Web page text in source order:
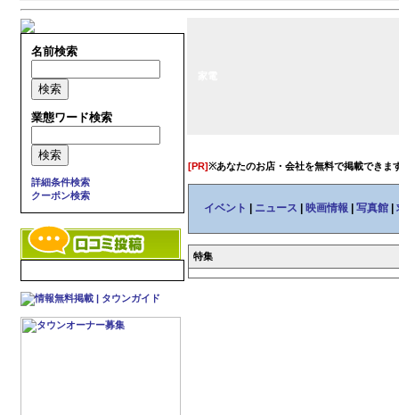
名前検索
業態ワード検索
詳細条件検索
クーポン検索
[PR]※あなたのお店・会社を無料で掲載できま
イベント ニュース 映画情報 写真館|
特集